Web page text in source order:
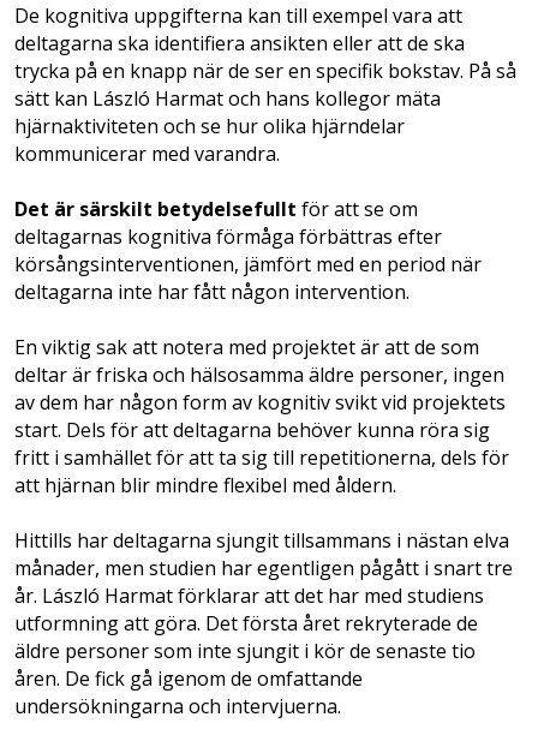
De kognitiva uppgifterna kan till exempel vara att
deltagarna ska identifiera ansikten ­eller att de ska
trycka på en knapp när de ser en specifik bokstav. På så
sätt kan László Harmat och hans kollegor mäta
hjärnaktiviteten och se hur olika hjärndelar
kommunicerar med varandra.
Det är särskilt betydelsefullt för att se om
deltagarnas kognitiva förmåga förbättras efter
körsångsinterventionen, jämfört med en period när
deltagarna inte har fått någon intervention.
En viktig sak att notera med projektet är att de som
deltar är friska och hälsosamma äldre personer, ingen
av dem har någon form av kognitiv svikt vid projektets
start. Dels för att deltagarna behöver kunna röra sig
fritt i samhället för att ta sig till repetitionerna, dels för
att hjärnan blir mindre flexibel med åldern.
Hittills har deltagarna sjungit tillsammans­­ i nästan elva
månader, men studien har egent­ligen pågått i snart tre
år. László Harmat förklarar att det har med studiens
utformning att göra. Det första året rekryterade de
äldre personer som inte sjungit i kör de senaste tio
åren. De fick gå igenom de omfattande
undersökningarna och intervjuerna.